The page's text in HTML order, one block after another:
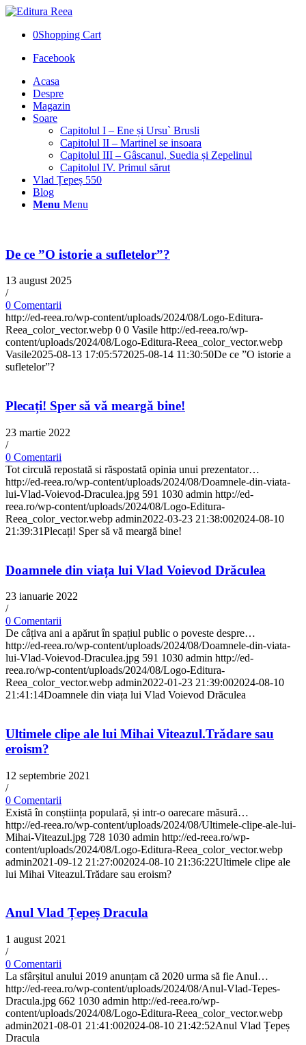
0Shopping Cart
Facebook
Acasa
Despre
Magazin
Soare
Capitolul I – Ene și Ursu` Brusli
Capitolul II – Martinel se insoara
Capitolul III – Gâscanul, Suedia și Zepelinul
Capitolul IV. Primul sărut
Vlad Țepeș 550
Blog
Menu Menu
De ce ”O istorie a sufletelor”?
13 august 2025
/
0 Comentarii
http://ed-reea.ro/wp-content/uploads/2024/08/Logo-Editura-
Reea_color_vector.webp 0 0 Vasile http://ed-reea.ro/wp-
content/uploads/2024/08/Logo-Editura-Reea_color_vector.webp
Vasile2025-08-13 17:05:572025-08-14 11:30:50De ce ”O istorie a
sufletelor”?
Plecați! Sper să vă meargă bine!
23 martie 2022
/
0 Comentarii
Tot circulă repostată si răspostată opinia unui prezentator…
http://ed-reea.ro/wp-content/uploads/2024/08/Doamnele-din-viata-
lui-Vlad-Voievod-Draculea.jpg 591 1030 admin http://ed-
reea.ro/wp-content/uploads/2024/08/Logo-Editura-
Reea_color_vector.webp admin2022-03-23 21:38:002024-08-10
21:39:31Plecați! Sper să vă meargă bine!
Doamnele din viața lui Vlad Voievod Drăculea
23 ianuarie 2022
/
0 Comentarii
De câțiva ani a apărut în spațiul public o poveste despre…
http://ed-reea.ro/wp-content/uploads/2024/08/Doamnele-din-viata-
lui-Vlad-Voievod-Draculea.jpg 591 1030 admin http://ed-
reea.ro/wp-content/uploads/2024/08/Logo-Editura-
Reea_color_vector.webp admin2022-01-23 21:39:002024-08-10
21:41:14Doamnele din viața lui Vlad Voievod Drăculea
Ultimele clipe ale lui Mihai Viteazul.Trădare sau
eroism?
12 septembrie 2021
/
0 Comentarii
Există în conștiința populară, și intr-o oarecare măsură…
http://ed-reea.ro/wp-content/uploads/2024/08/Ultimele-clipe-ale-lui-
Mihai-Viteazul.jpg 728 1030 admin http://ed-reea.ro/wp-
content/uploads/2024/08/Logo-Editura-Reea_color_vector.webp
admin2021-09-12 21:27:002024-08-10 21:36:22Ultimele clipe ale
lui Mihai Viteazul.Trădare sau eroism?
Anul Vlad Țepeș Dracula
1 august 2021
/
0 Comentarii
La sfârșitul anului 2019 anunțam că 2020 urma să fie Anul…
http://ed-reea.ro/wp-content/uploads/2024/08/Anul-Vlad-Tepes-
Dracula.jpg 662 1030 admin http://ed-reea.ro/wp-
content/uploads/2024/08/Logo-Editura-Reea_color_vector.webp
admin2021-08-01 21:41:002024-08-10 21:42:52Anul Vlad Țepeș
Dracula